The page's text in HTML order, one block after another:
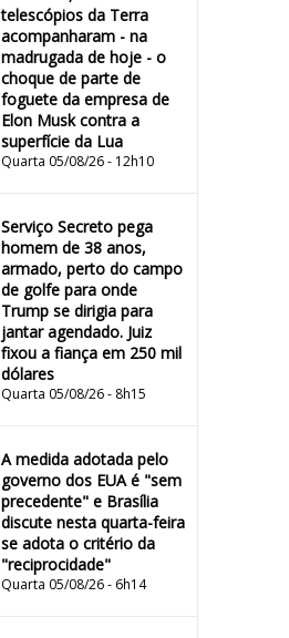
telescópios da Terra
acompanharam - na
madrugada de hoje - o
choque de parte de
foguete da empresa de
Elon Musk contra a
superfície da Lua
Quarta 05/08/26 - 12h10
Serviço Secreto pega
homem de 38 anos,
armado, perto do campo
de golfe para onde
Trump se dirigia para
jantar agendado. Juiz
fixou a fiança em 250 mil
dólares
Quarta 05/08/26 - 8h15
A medida adotada pelo
governo dos EUA é "sem
precedente" e Brasília
discute nesta quarta-feira
se adota o critério da
"reciprocidade"
Quarta 05/08/26 - 6h14